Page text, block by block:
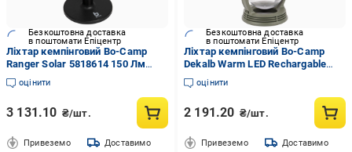
Безкоштовна доставка
в поштомати Епіцентр
Ліхтар кемпінговий Bo-Camp
Ranger Solar 5818614 150 Лм
Білий/Чорний
оцінити
3 131.10 ₴/шт.
Привеземо Доставимо
Безкоштовна доставка
в поштомати Епіцентр
Ліхтар кемпінговий Bo-Camp
Dekalb Warm LED Rechargable
250 Lumen Green (5818979)
оцінити
2 191.20 ₴/шт.
Привеземо Доставимо